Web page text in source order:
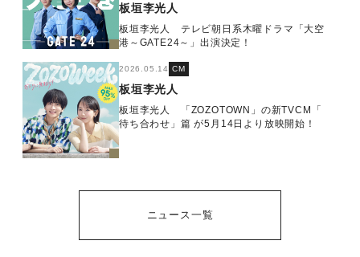
板垣李光人
板垣李光人 テレビ朝日系木曜ドラマ「大空
港～GATE24～」出演決定！
2026.05.14 CM
板垣李光人
板垣李光人 「ZOZOTOWN」の新TVCM「
待ち合わせ」篇 が5月14日より放映開始！
ニュース一覧